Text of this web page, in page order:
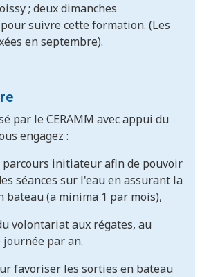
; deux dimanches
suivre cette formation. (Les
en septembre).
par le CERAMM avec appui du
engagez :
parcours initiateur afin de pouvoir
séances sur l'eau en assurant la
bateau (a minima 1 par mois),
volontariat aux régates, au
journée par an.
favoriser les sorties en bateau